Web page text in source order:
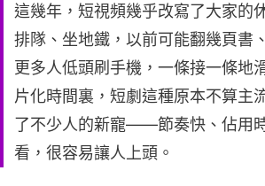
這幾年，短視頻幾乎改寫了大家的
排隊、坐地鐵，以前可能翻幾頁書
更多人低頭刷手機，一條接一條地
片化時間裏，短劇這種原本不算主
了不少人的新寵——節奏快、佔用
看，很容易讓人上頭。